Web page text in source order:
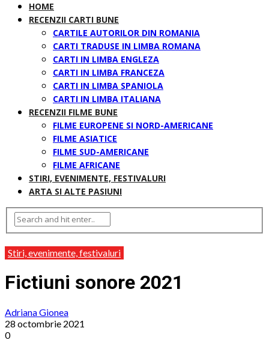
HOME
RECENZII CARTI BUNE
CARTILE AUTORILOR DIN ROMANIA
CARTI TRADUSE IN LIMBA ROMANA
CARTI IN LIMBA ENGLEZA
CARTI IN LIMBA FRANCEZA
CARTI IN LIMBA SPANIOLA
CARTI IN LIMBA ITALIANA
RECENZII FILME BUNE
FILME EUROPENE SI NORD-AMERICANE
FILME ASIATICE
FILME SUD-AMERICANE
FILME AFRICANE
STIRI, EVENIMENTE, FESTIVALURI
ARTA SI ALTE PASIUNI
Stiri, evenimente, festivaluri
Fictiuni sonore 2021
Adriana Gionea
28 octombrie 2021
0